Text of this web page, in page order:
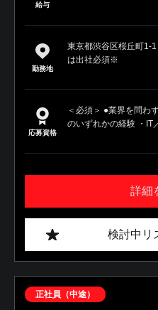
給与
勤務地
東京都渋谷区桜丘町1-
は出社必須※
応募資格
＜必須＞ ●業界を問わ
のいずれかの経験 ・IT
詳細
検討中リ
正社員（中途）